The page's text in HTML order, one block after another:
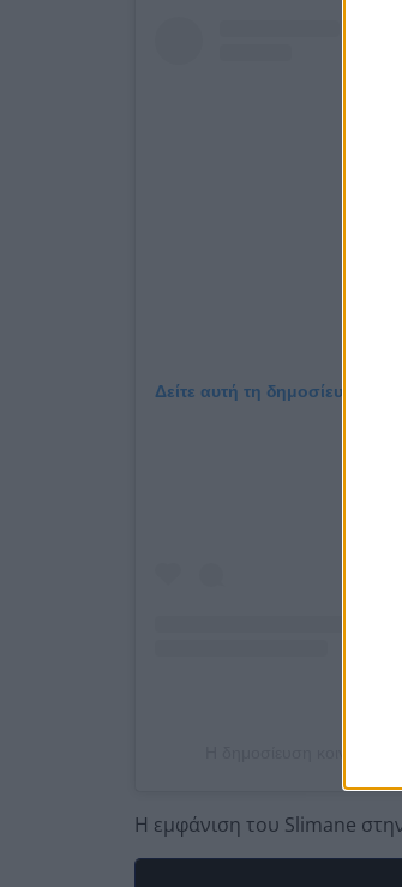
Δείτε αυτή τη δημοσίευση
Η δημοσίευση
Η εμφάνιση του Slimane